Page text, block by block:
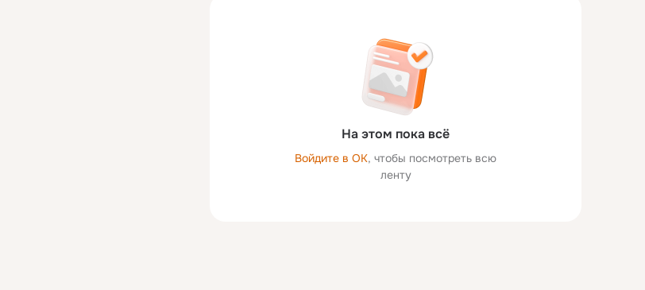
На этом пока всё
Войдите в ОК, чтобы посмотреть всю
ленту